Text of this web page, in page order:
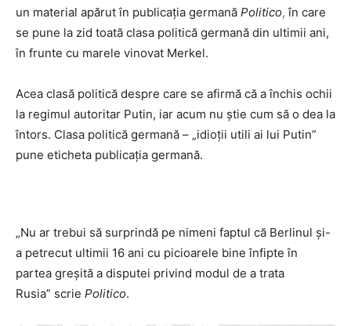
un material apărut în publicația germană Politico, în care
se pune la zid toată clasa politică germană din ultimii ani,
în frunte cu marele vinovat Merkel.
Acea clasă politică despre care se afirmă că a închis ochii
la regimul autoritar Putin, iar acum nu știe cum să o dea la
întors. Clasa politică germană – „idioții utili ai lui Putin”
pune eticheta publicația germană.
„Nu ar trebui să surprindă pe nimeni faptul că Berlinul și-
a petrecut ultimii 16 ani cu picioarele bine înfipte în
partea greșită a disputei privind modul de a trata
Rusia” scrie Politico.